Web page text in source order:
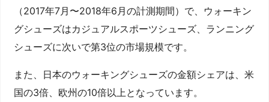
（2017年7月〜2018年6月の計測期間）で、ウォーキン
グシューズはカジュアルスポーツシューズ、ランニング
シューズに次いで第3位の市場規模です。
また、日本のウォーキングシューズの金額シェアは、米
国の3倍、欧州の10倍以上となっています。